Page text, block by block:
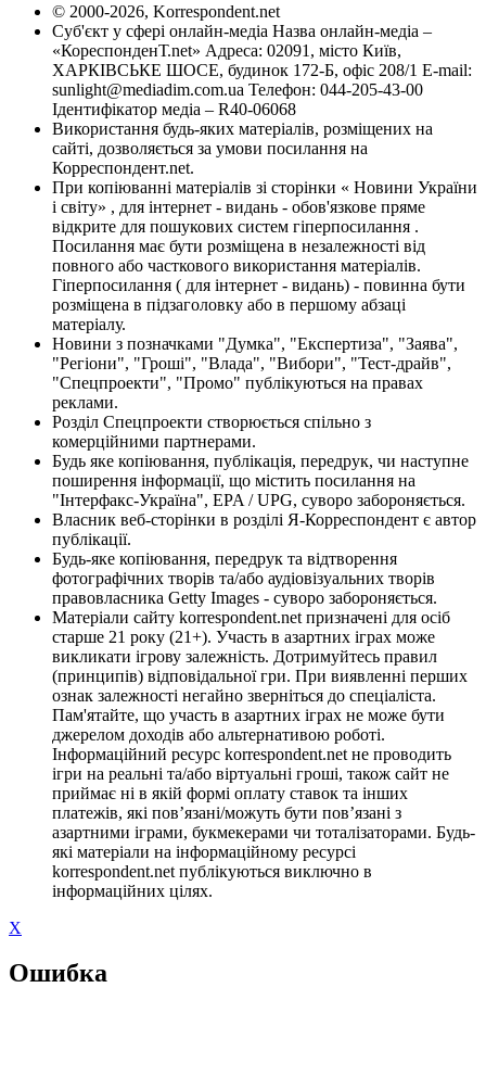
© 2000-2026, Korrespondent.net
Суб'єкт у сфері онлайн-медіа Назва онлайн-медіа –
«КореспонденТ.net» Адреса: 02091, місто Київ,
ХАРКІВСЬКЕ ШОСЕ, будинок 172-Б, офіс 208/1 E-mail:
sunlight@mediadim.com.ua Телефон: 044-205-43-00
Ідентифікатор медіа – R40-06068
Використання будь-яких матеріалів, розміщених на
сайті, дозволяється за умови посилання на
Корреспондент.net.
При копіюванні матеріалів зі сторінки « Новини України
і світу» , для інтернет - видань - обов'язкове пряме
відкрите для пошукових систем гіперпосилання .
Посилання має бути розміщена в незалежності від
повного або часткового використання матеріалів.
Гіперпосилання ( для інтернет - видань) - повинна бути
розміщена в підзаголовку або в першому абзаці
матеріалу.
Новини з позначками "Думка", "Експертиза", "Заява",
"Регіони", "Гроші", "Влада", "Вибори", "Тест-драйв",
"Спецпроекти", "Промо" публікуються на правах
реклами.
Розділ Спецпроекти створюється спільно з
комерційними партнерами.
Будь яке копіювання, публікація, передрук, чи наступне
поширення інформації, що містить посилання на
"Інтерфакс-Україна", EPA / UPG, суворо забороняється.
Власник веб-сторінки в розділі Я-Корреспондент є автор
публікації.
Будь-яке копіювання, передрук та відтворення
фотографічних творів та/або аудіовізуальних творів
правовласника Getty Images - суворо забороняється.
Матеріали сайту korrespondent.net призначені для осіб
старше 21 року (21+). Участь в азартних іграх може
викликати ігрову залежність. Дотримуйтесь правил
(принципів) відповідальної гри. При виявленні перших
ознак залежності негайно зверніться до спеціаліста.
Пам'ятайте, що участь в азартних іграх не може бути
джерелом доходів або альтернативою роботі.
Інформаційний ресурс korrespondent.net не проводить
ігри на реальні та/або віртуальні гроші, також сайт не
приймає ні в якій формі оплату ставок та інших
платежів, які пов’язані/можуть бути пов’язані з
азартними іграми, букмекерами чи тоталізаторами. Будь-
які матеріали на інформаційному ресурсі
korrespondent.net публікуються виключно в
інформаційних цілях.
X
Ошибка